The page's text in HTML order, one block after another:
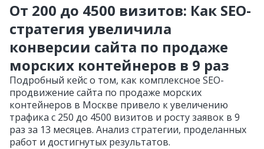
От 200 до 4500 визитов: Как SEO-
стратегия увеличила
конверсии сайта по продаже
морских контейнеров в 9 раз
Подробный кейс о том, как комплексное SEO-
продвижение сайта по продаже морских
контейнеров в Москве привело к увеличению
трафика с 250 до 4500 визитов и росту заявок в 9
раз за 13 месяцев. Анализ стратегии, проделанных
работ и достигнутых результатов.